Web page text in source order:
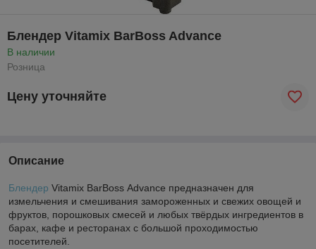
Блендер Vitamix BarBoss Advance
В наличии
Розница
Цену уточняйте
Описание
Блендер Vitamix BarBoss Advance предназначен для
измельчения и смешивания замороженных и свежих овощей и
фруктов, порошковых смесей и любых твёрдых ингредиентов в
барах, кафе и ресторанах с большой проходимостью
посетителей.